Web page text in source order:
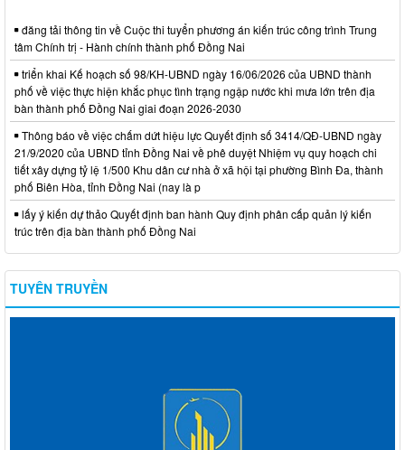
đăng tải thông tin về Cuộc thi tuyển phương án kiến trúc công trình Trung
tâm Chính trị - Hành chính thành phố Đồng Nai
triển khai Kế hoạch số 98/KH-UBND ngày 16/06/2026 của UBND thành
phố về việc thực hiện khắc phục tình trạng ngập nước khi mưa lớn trên địa
bàn thành phố Đồng Nai giai đoạn 2026-2030
Thông báo về việc chấm dứt hiệu lực Quyết định số 3414/QĐ-UBND ngày
21/9/2020 của UBND tỉnh Đồng Nai về phê duyệt Nhiệm vụ quy hoạch chi
tiết xây dựng tỷ lệ 1/500 Khu dân cư nhà ở xã hội tại phường Bình Đa, thành
phố Biên Hòa, tỉnh Đồng Nai (nay là p
lấy ý kiến dự thảo Quyết định ban hành Quy định phân cấp quản lý kiến
trúc trên địa bàn thành phố Đồng Nai
TUYÊN TRUYỀN